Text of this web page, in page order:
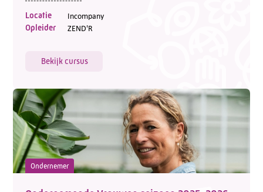
Locatie Incompany
Opleider ZEND'R
Bekijk cursus
Ondernemer